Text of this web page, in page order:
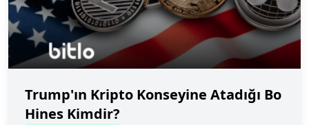
Trump'ın Kripto Konseyine Atadığı Bo
Hines Kimdir?